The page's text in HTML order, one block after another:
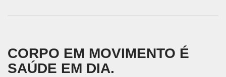
CORPO EM MOVIMENTO É
SAÚDE EM DIA.